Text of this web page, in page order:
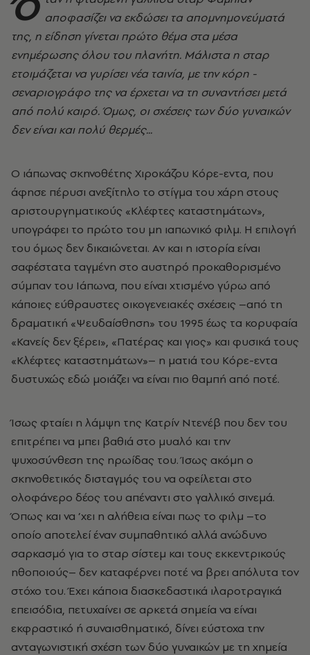
αποφασίζει να εκδώσει τα απομνημονεύματά
της, η είδηση γίνεται πρώτο θέμα στα μέσα
ενημέρωσης όλου του πλανήτη. Μάλιστα η σταρ
ετοιμάζεται να γυρίσει νέα ταινία, με την κόρη -
σεναριογράφο της να έρχεται να τη συναντήσει μετά
από πολύ καιρό. Όμως, οι σχέσεις των δύο γυναικών
δεν είναι και πολύ θερμές...
Ο ιάπωνας σκηνοθέτης Χιροκάζου Κόρε-εντα, που
άφησε πέρυσι ανεξίτηλο το στίγμα του χάρη στους
αριστουργηματικούς «Κλέφτες καταστημάτων»,
υπογράφει το πρώτο του μη ιαπωνικό φιλμ. Η επιλογή
του όμως δεν δικαιώνεται. Αν και η ιστορία είναι
σαφέστατα ταγμένη στο αυστηρό προκαθορισμένο
σύμπαν του Ιάπωνα, που είναι χτισμένο γύρω από
κάποιες εύθραυστες οικογενειακές σχέσεις –από τη
δραματική «Ψευδαίσθηση» του 1995 έως τα κορυφαία
«Κανείς δεν ξέρει», «Πατέρας και γιος» και φυσικά τους
«Κλέφτες καταστημάτων»– η ματιά του Κόρε-εντα
δυστυχώς εδώ μοιάζει να είναι πιο θαμπή από ποτέ.
Ίσως φταίει η λάμψη της Κατρίν Ντενέβ που δεν του
επιτρέπει να μπει βαθιά στο μυαλό και την
ψυχοσύνθεση της ηρωίδας του. Ίσως ακόμη ο
σκηνοθετικός δισταγμός του να οφείλεται στο
ολοφάνερο δέος του απέναντι στο γαλλικό σινεμά.
Όπως και να ’χει η αλήθεια είναι πως το φιλμ –το
οποίο αποτελεί έναν συμπαθητικό αλλά ανώδυνο
σαρκασμό για το σταρ σίστεμ και τους εκκεντρικούς
ηθοποιούς– δεν καταφέρνει ποτέ να βρει απόλυτα τον
στόχο του. Έχει κάποια διασκεδαστικά ιλαροτραγικά
επεισόδια, πετυχαίνει σε αρκετά σημεία να είναι
εκφραστικό ή συναισθηματικό, δίνει εύστοχα την
ανταγωνιστική σχέση των δύο γυναικών με τη χημεία